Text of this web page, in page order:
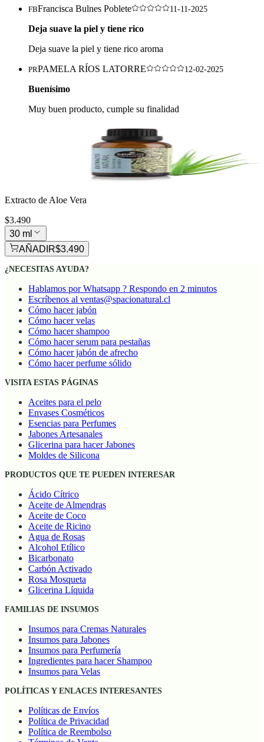
FBFrancisca Bulnes Poblete 11-11-2025
Deja suave la piel y tiene rico
Deja suave la piel y tiene rico aroma
PRPAMELA RÍOS LATORRE 12-02-2025
Buenísimo
Muy buen producto, cumple su finalidad
Extracto de Aloe Vera
$3.490
30 ml
AÑADIR$3.490
¿NECESITAS AYUDA?
Hablamos por Whatsapp ? Respondo en 2 minutos
Escríbenos al ventas@spacionatural.cl
Cómo hacer jabón
Cómo hacer velas
Cómo hacer shampoo
Cómo hacer serum para pestañas
Cómo hacer jabón de afrecho
Cómo hacer perfume sólido
VISITA ESTAS PÁGINAS
Aceites para el pelo
Envases Cosméticos
Esencias para Perfumes
Jabones Artesanales
Glicerina para hacer Jabones
Moldes de Silicona
PRODUCTOS QUE TE PUEDEN INTERESAR
Ácido Cítrico
Aceite de Almendras
Aceite de Coco
Aceite de Ricino
Agua de Rosas
Alcohol Etílico
Bicarbonato
Carbón Activado
Rosa Mosqueta
Glicerina Líquida
FAMILIAS DE INSUMOS
Insumos para Cremas Naturales
Insumos para Jabones
Insumos para Perfumería
Ingredientes para hacer Shampoo
Insumos para Velas
POLÍTICAS Y ENLACES INTERESANTES
Políticas de Envíos
Política de Privacidad
Política de Reembolso